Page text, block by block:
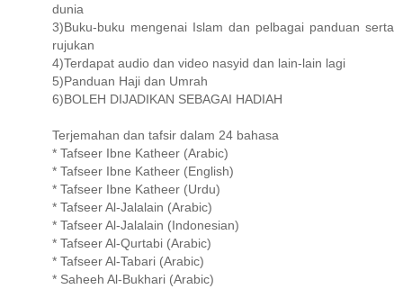
dunia
3)Buku-buku mengenai Islam dan pelbagai panduan serta
rujukan
4)Terdapat audio dan video nasyid dan lain-lain lagi
5)Panduan Haji dan Umrah
6)BOLEH DIJADIKAN SEBAGAI HADIAH
Terjemahan dan tafsir dalam 24 bahasa
* Tafseer Ibne Katheer (Arabic)
* Tafseer Ibne Katheer (English)
* Tafseer Ibne Katheer (Urdu)
* Tafseer Al-Jalalain (Arabic)
* Tafseer Al-Jalalain (Indonesian)
* Tafseer Al-Qurtabi (Arabic)
* Tafseer Al-Tabari (Arabic)
* Saheeh Al-Bukhari (Arabic)